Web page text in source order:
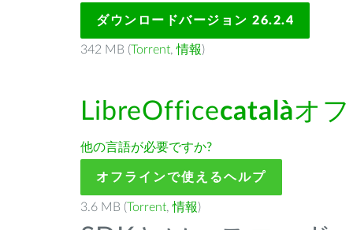
ダウンロードバージョン 26.2.4
342 MB (Torrent,情報)
LibreOfficecatalàオ
他の言語が必要ですか?
オフラインで使えるヘルプ
3.6 MB (Torrent,情報)